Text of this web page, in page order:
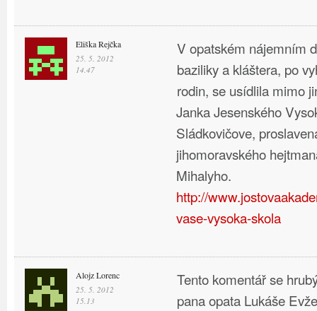
Eliška Rejčka
25. 5. 2012
14.47
V opatském nájemním
baziliky a kláštera, po
rodin, se usídlila mimo
Janka Jesenského
Sládkovičove,
jihomoravského
Mihalyho.
http://
vase-vysoka-skola
Alojz Lorenc
25. 5. 2012
15.13
Tento komentář se
pana opata Lukáše